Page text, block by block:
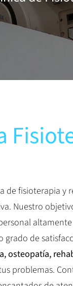
de fisioterapia y
Nuestro
de
osteopatía,
problemas.